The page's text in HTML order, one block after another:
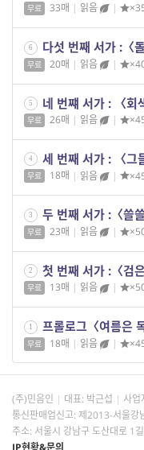
무료 33매 | 읽음 |
6 다섯 번째 서가 :〈돌
무료 20매 | 읽음 |
5 네 번쨰 서가 : 〈회
무료 26매 | 읽음 |
4 세 번째 서가 : 〈그
무료 18매 | 읽음 |
3 두 번째 서가 :〈쓸
무료 23매 | 읽음 |
2 첫 번째 서가 :〈검
무료 13매 | 읽음 |
1 프롤로그〈여름은
무료 18매 | 읽음 |
(주)민음인 대표: 박근섭 사업
통신판매업신고: 제2013-서울
주소: 서울시 강남구 도산대로 1
IP현황&문의